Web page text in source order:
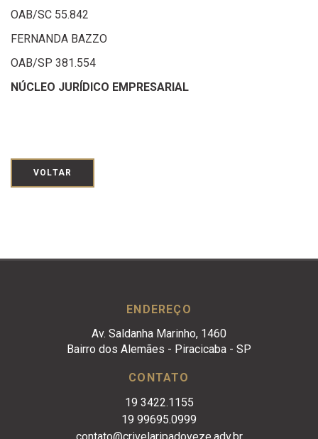
OAB/SC 55.842
FERNANDA BAZZO
OAB/SP 381.554
NÚCLEO JURÍDICO EMPRESARIAL
VOLTAR
ENDEREÇO
Av. Saldanha Marinho, 1460
Bairro dos Alemães - Piracicaba - SP
CONTATO
19 3422.1155
19 99695.0999